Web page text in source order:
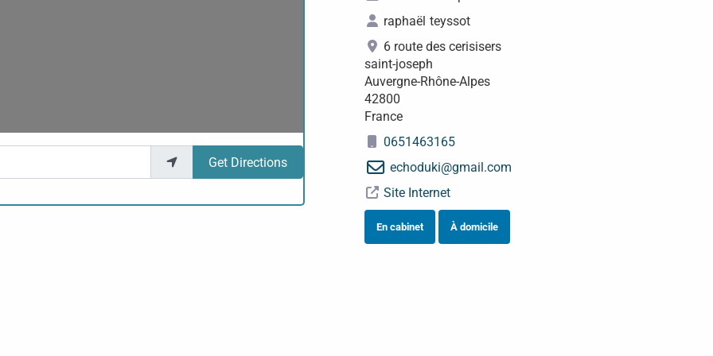
Get Directions
raphaël teyssot
6 route des cerisisers
saint-joseph
Auvergne-Rhône-Alpes
42800
France
0651463165
echoduki@gmail.com
Site Internet
En cabinet À domicile